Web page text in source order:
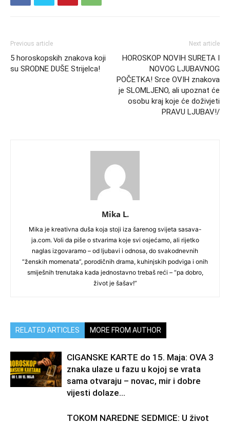
Previous article
5 horoskopskih znakova koji
su SRODNE DUŠE Strijelca!
Next article
HOROSKOP NOVIH SURETA I
NOVOG LJUBAVNOG
POČETKA! Srce OVIH znakova
je SLOMLJENO, ali upoznat će
osobu kraj koje će doživjeti
PRAVU LJUBAV!/
Mika L.
Mika je kreativna duša koja stoji iza šarenog svijeta sasava-
ja.com. Voli da piše o stvarima koje svi osjećamo, ali rijetko
naglas izgovaramo – od ljubavi i odnosa, do svakodnevnih
“ženskih momenata”, porodičnih drama, kuhinjskih podviga i onih
smiješnih trenutaka kada jednostavno trebaš reći – “pa dobro,
život je šašav!”
RELATED ARTICLES MORE FROM AUTHOR
CIGANSKE KARTE do 15. Maja: OVA 3
znaka ulaze u fazu u kojoj se vrata
sama otvaraju – novac, mir i dobre
vijesti dolaze...
TOKOM NAREDNE SEDMICE: U život